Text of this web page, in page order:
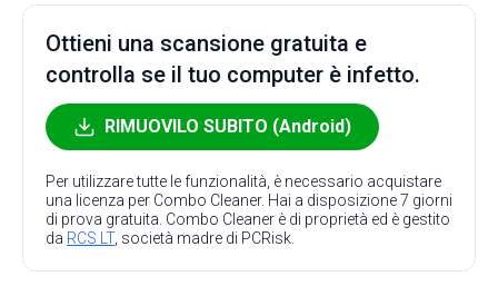
Ottieni una scansione gratuita e
controlla se il tuo computer è infetto.
RIMUOVILO SUBITO (Android)
Per utilizzare tutte le funzionalità, è necessario acquistare
una licenza per Combo Cleaner. Hai a disposizione 7 giorni
di prova gratuita. Combo Cleaner è di proprietà ed è gestito
da RCS LT, società madre di PCRisk.